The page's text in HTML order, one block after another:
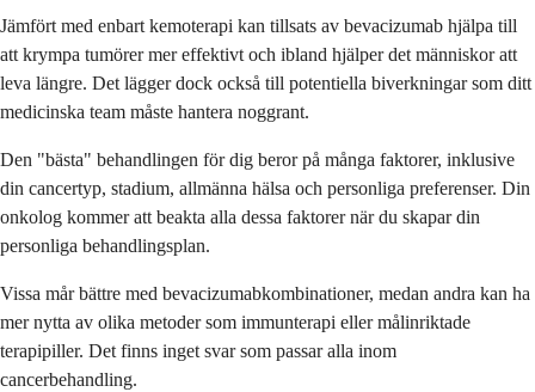
Jämfört med enbart kemoterapi kan tillsats av bevacizumab hjälpa till
att krympa tumörer mer effektivt och ibland hjälper det människor att
leva längre. Det lägger dock också till potentiella biverkningar som ditt
medicinska team måste hantera noggrant.
Den "bästa" behandlingen för dig beror på många faktorer, inklusive
din cancertyp, stadium, allmänna hälsa och personliga preferenser. Din
onkolog kommer att beakta alla dessa faktorer när du skapar din
personliga behandlingsplan.
Vissa mår bättre med bevacizumabkombinationer, medan andra kan ha
mer nytta av olika metoder som immunterapi eller målinriktade
terapipiller. Det finns inget svar som passar alla inom
cancerbehandling.